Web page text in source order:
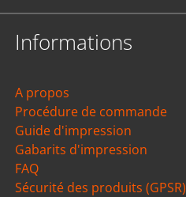
Informations
A propos
Procédure de commande
Guide d'impression
Gabarits d'impression
FAQ
Sécurité des produits (GPSR)